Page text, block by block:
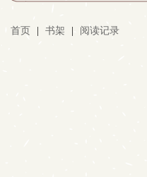
首页 书架 阅读记录